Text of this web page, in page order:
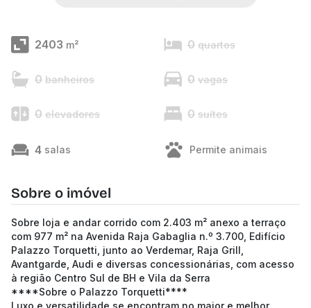
2403 m² 0 quartos
0 banheiros 0 vagas
0 elevadores 0 suítes
4 salas Permite animais
Sobre o imóvel
Sobre loja e andar corrido com 2.403 m² anexo a terraço
com 977 m² na Avenida Raja Gabaglia n.º 3.700, Edifício
Palazzo Torquetti, junto ao Verdemar, Raja Grill,
Avantgarde, Audi e diversas concessionárias, com acesso
à região Centro Sul de BH e Vila da Serra
****Sobre o Palazzo Torquetti****
Luxo e versatilidade se encontram no maior e melhor